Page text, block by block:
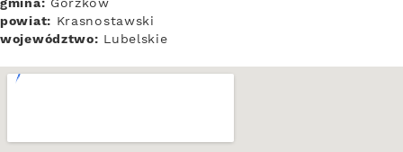
gmina: Gorzków
powiat: Krasnostawski
województwo: Lubelskie